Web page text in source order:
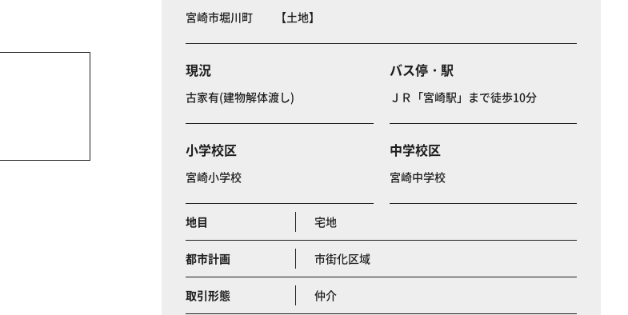
宮崎市堀川町 【土地】
現況
古家有(建物解体渡し)
バス停・駅
ＪＲ「宮崎駅」まで徒歩10分
小学校区
宮崎小学校
中学校区
宮崎中学校
地目 宅地
都市計画 市街化区域
取引形態 仲介